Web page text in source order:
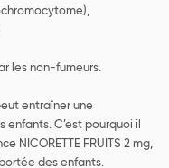
les non-fumeurs.
entraîner une
C’est pourquoi il
NICORETTE FRUITS 2 mg,
des enfants.